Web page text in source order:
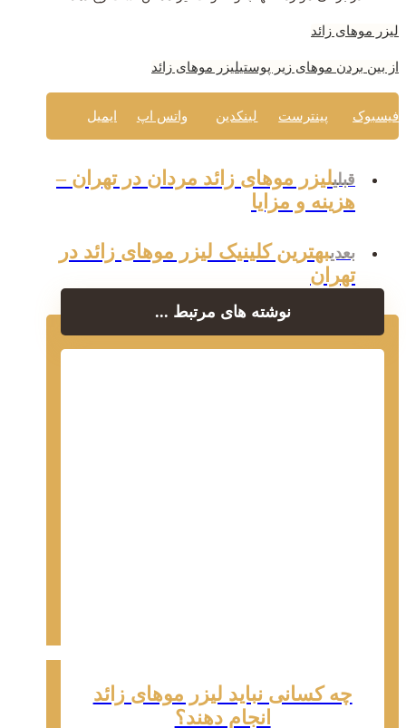
لیزر موهای زائد
از بین بردن موهای زیر پوستیلیزر موهای زائد
فیسبوک پینترست لینکدین واتس اپ ایمیل
قبلیلیزر موهای زائد مردان در تهران –
هزینه و مزایا
بعدیبهترین کلینیک لیزر موهای زائد در
تهران
نوشته های مرتبط ...
چه کسانی نباید لیزر موهای زائد
انجام دهند؟